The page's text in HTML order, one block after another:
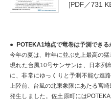
[PDF／731
POTEKA1地点で竜巻は予測できる
今年の夏は、昨年に並ぶ史上最高の
現れた台風10号サンサンは、日本列
に、非常にゆっくりと予測不能な進
上陸前、台風の北東象限にあたる宮
発生しました。佐土原町には